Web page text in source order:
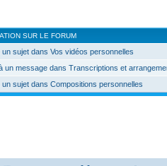
SUR LE FORUM
un sujet dans Vos vidéos personnelles
un message dans Transcriptions et
un sujet dans Compositions personnelles